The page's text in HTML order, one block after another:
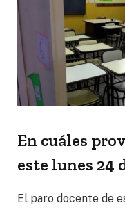
En cuáles
este lunes 24
El paro docente de